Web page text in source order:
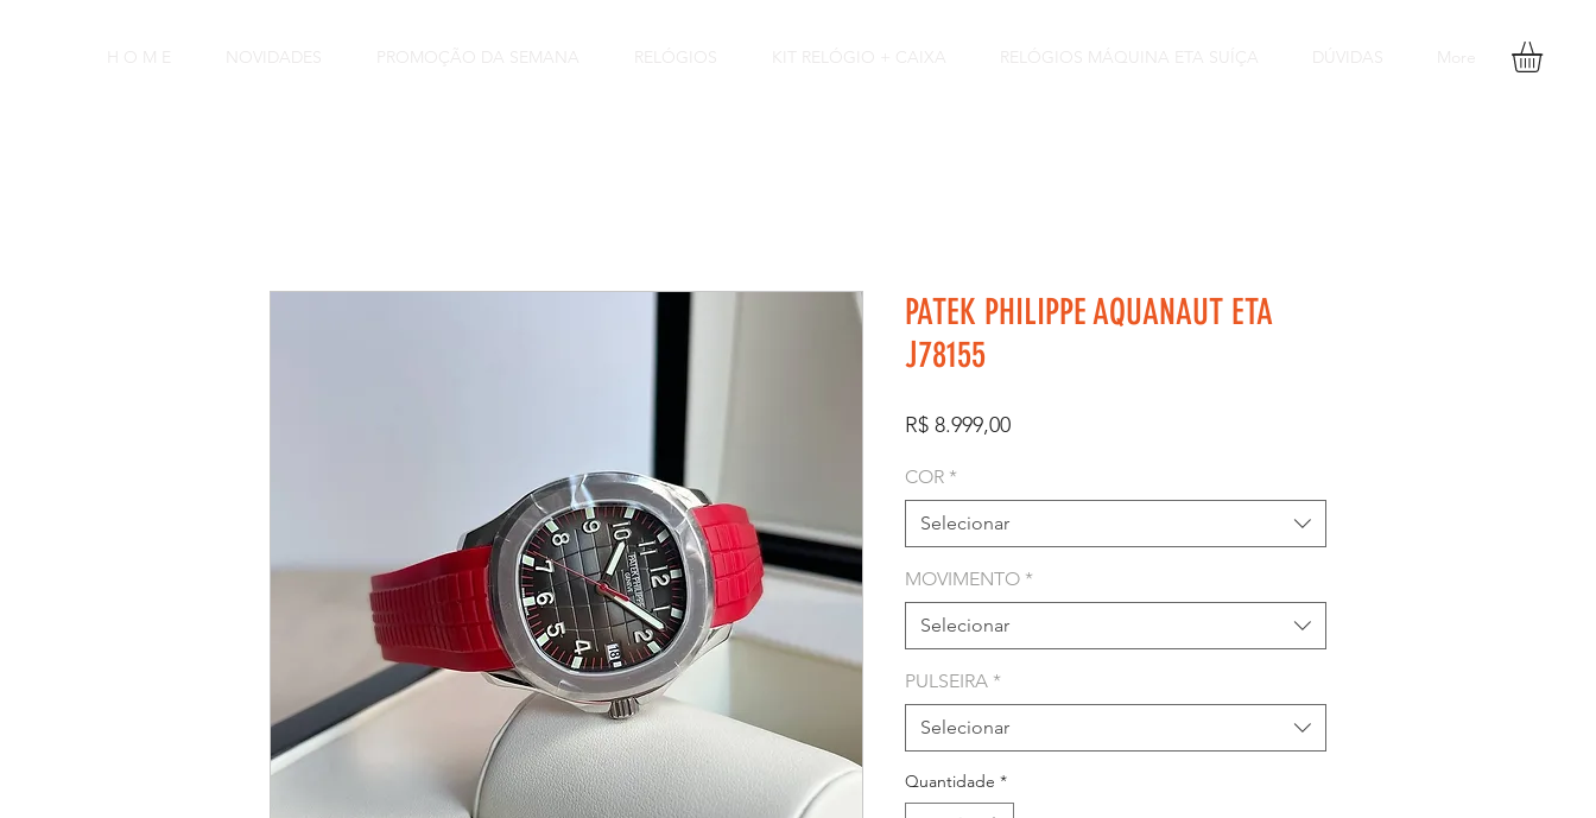
H O M E PROMOÇÃO DA SEMANA RELÓGIOS KIT RELÓGIO + CAIXA RELÓGIOS MÁQUINA ETA SUÍÇA More
PATEK PHILIPPE AQUANAUT ETA
J78155
R$ 8.999,00Preço
COR *
Selecionar
MOVIMENTO *
Selecionar
PULSEIRA *
Selecionar
Quantidade *